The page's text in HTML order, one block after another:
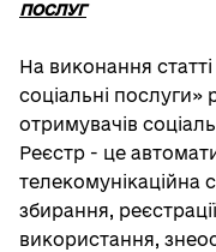
ПОСЛУГ
На виконання
соціальні послуги»
отримувачів
Реєстр - це
телекомунікаційна
збирання,
використання,